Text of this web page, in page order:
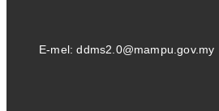
E-mel: ddms2.0@mampu.gov.my